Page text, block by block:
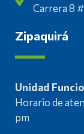
Carrera 8
Zipaquirá
Unidad
Horario de
pm